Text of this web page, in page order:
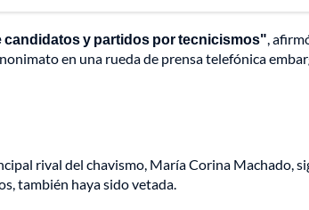
candidatos y partidos por tecnicismos",
en una rueda de prensa telefónica
rival del chavismo, María Corina Machado,
también haya sido vetada.